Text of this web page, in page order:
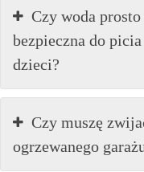
Czy woda
bezpieczna do
dzieci?
Czy muszę
ogrzewanego